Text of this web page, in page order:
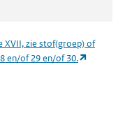
XVII, zie stof(groep) of
en/of 29 en/of 30.